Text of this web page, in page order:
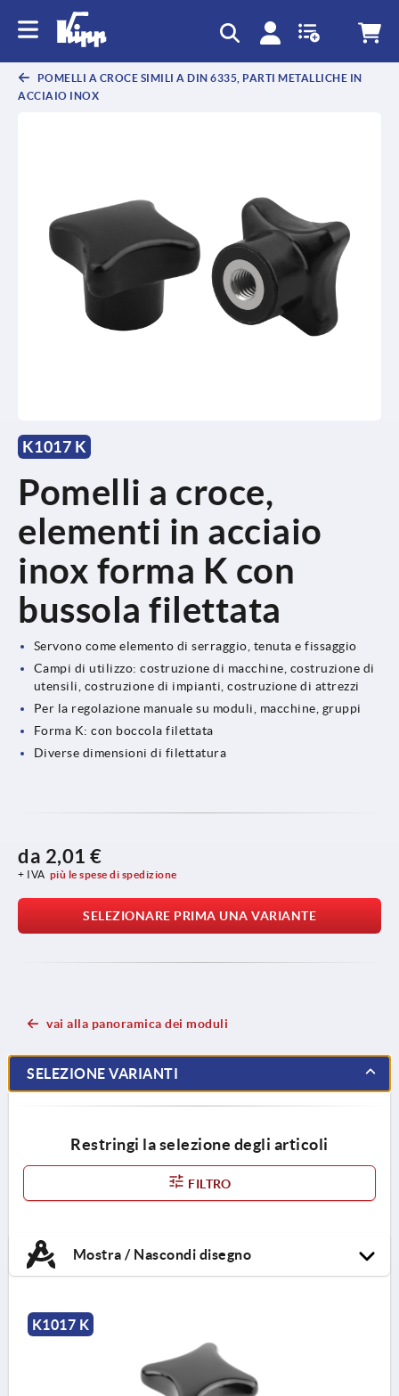
POMELLI A CROCE SIMILI A DIN 6335, PARTI METALLICHE IN
ACCIAIO INOX
K1017 K
Pomelli a croce,
elementi in acciaio
inox forma K con
bussola filettata
Servono come elemento di serraggio, tenuta e fissaggio
Campi di utilizzo: costruzione di macchine, costruzione di
utensili, costruzione di impianti, costruzione di attrezzi
Per la regolazione manuale su moduli, macchine, gruppi
Forma K: con boccola filettata
Diverse dimensioni di filettatura
da 2,01 €
+ IVA più le spese di spedizione
SELEZIONARE PRIMA UNA VARIANTE
vai alla panoramica dei moduli
SELEZIONE VARIANTI
Restringi la selezione degli articoli
FILTRO
Mostra / Nascondi disegno
K1017 K